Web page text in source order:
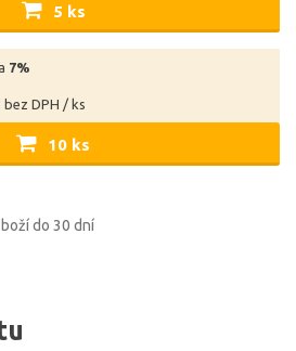
5 ks
7%
bez DPH / ks
10 ks
do 30 dní